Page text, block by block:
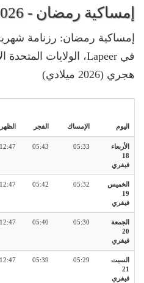
إمساكية رمضان - Lapeer 2026
إمساكية رمضان: رزنامة
هجري (2026 ميلادي)
اليوم الإمساك الفجر الظهر
الأربعاء
18
فيفري
05:33
05:43
12:47
الخميس
19
فيفري
05:32
05:42
12:47
الجمعة
20
فيفري
05:30
05:40
12:47
السبت
21
فيفري
05:29
05:39
12:47